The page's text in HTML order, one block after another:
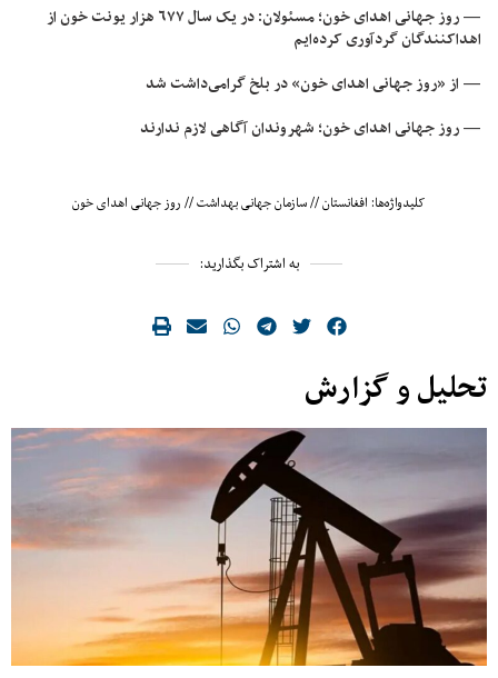
— روز جهانی اهدای خون؛ مسئولان: در یک سال ۶۷۷ هزار یونت خون از
اهداکنندگان گردآوری کرده‌‌ایم
— از «روز جهانی اهدای خون» در بلخ گرامی‌داشت شد
— روز جهانی اهدای خون؛ شهروندان آگاهی لازم ندارند
کلیدواژه‌ها: افغانستان//سازمان جهانی بهداشت//روز جهانی اهدای خون
به اشتراک بگذارید:
تحلیل و گزارش